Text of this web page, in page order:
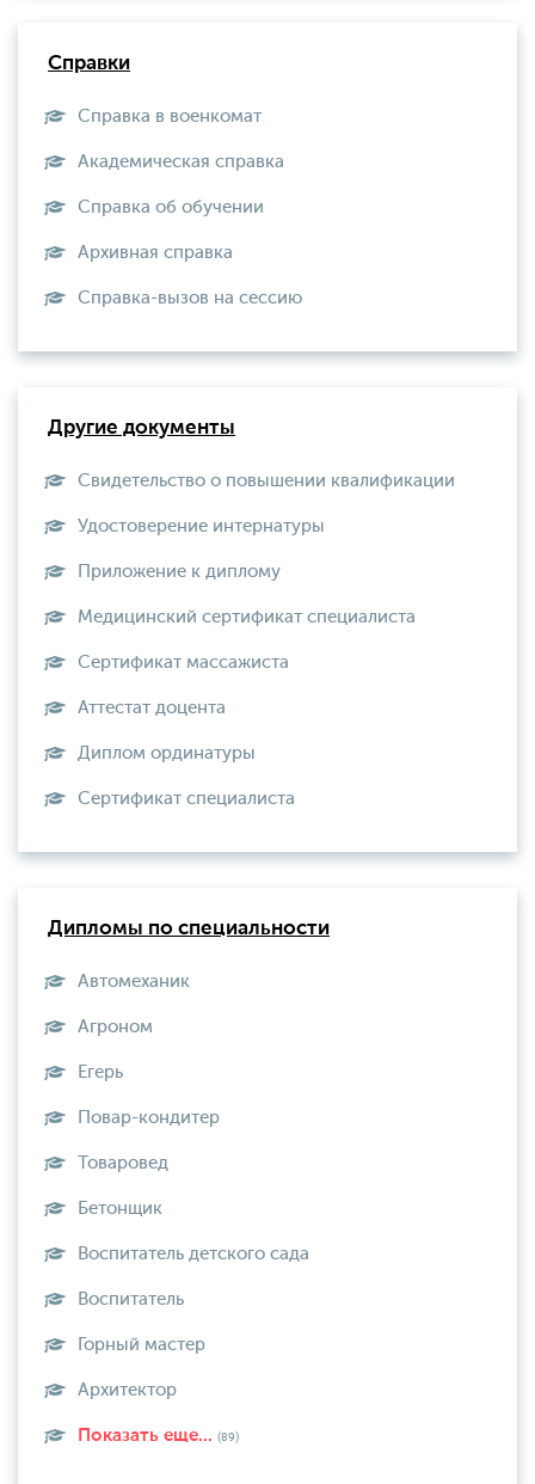
Справки
Справка в военкомат
Академическая справка
Справка об обучении
Архивная справка
Справка-вызов на сессию
Другие документы
Свидетельство о повышении квалификации
Удостоверение интернатуры
Приложение к диплому
Медицинский сертификат специалиста
Сертификат массажиста
Аттестат доцента
Диплом ординатуры
Сертификат специалиста
Дипломы по специальности
Автомеханик
Агроном
Егерь
Повар-кондитер
Товаровед
Бетонщик
Воспитатель детского сада
Воспитатель
Горный мастер
Архитектор
Показать еще... (89)